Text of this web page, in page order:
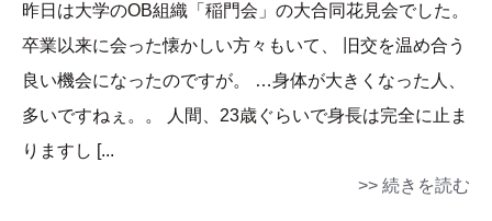
昨日は大学のOB組織「稲門会」の大合同花見会でした。
卒業以来に会った懐かしい方々もいて、 旧交を温め合う
良い機会になったのですが。 …身体が大きくなった人、
多いですねぇ。。 人間、23歳ぐらいで身長は完全に止ま
りますし [...
>> 続きを読む